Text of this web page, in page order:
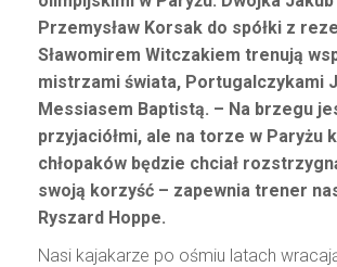
Przemysław Korsak do spółki z
Sławomirem Witczakiem trenują
mistrzami świata, Portugalczykami
Messiasem Baptistą. – Na brzegu
przyjaciółmi, ale na torze w Paryżu
chłopaków będzie chciał
swoją korzyść – zapewnia trener
Ryszard Hoppe.
Nasi kajakarze po ośmiu latach